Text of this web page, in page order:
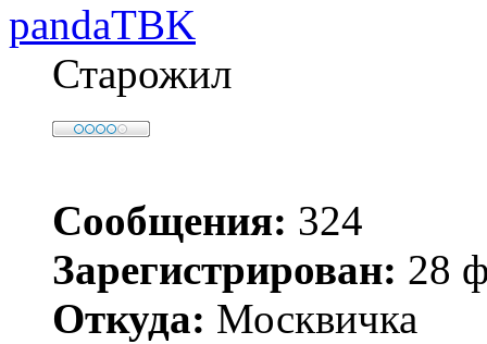
pandaTBK
Старожил
Сообщения: 324
Зарегистрирован: 28
Откуда: Москвичка